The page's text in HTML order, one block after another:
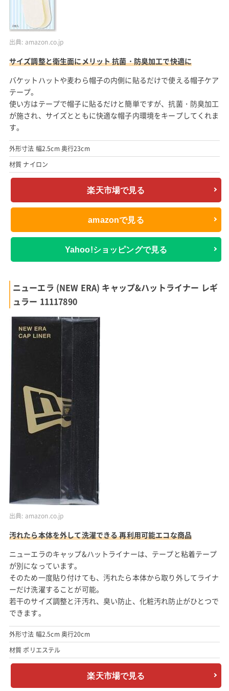
出典: amazon.co.jp
サイズ調整と衛生面にメリット 抗菌・防臭加工で快適に
バケットハットや麦わら帽子の内側に貼るだけで使える帽子ケア
テープ。
使い方はテープで帽子に貼るだけと簡単ですが、抗菌・防臭加工
が施され、サイズとともに快適な帽子内環境をキープしてくれま
す。
外形寸法 幅2.5cm 奥行23cm
材質 ナイロン
楽天市場で見る
amazonで見る
Yahoo!ショッピングで見る
ニューエラ (NEW ERA) キャップ&ハットライナー レギ
ュラー 11117890
出典: amazon.co.jp
汚れたら本体を外して洗濯できる 再利用可能エコな商品
ニューエラのキャップ&ハットライナーは、テープと粘着テープ
が別になっています。
そのため一度貼り付けても、汚れたら本体から取り外してライナ
ーだけ洗濯することが可能。
若干のサイズ調整と汗汚れ、臭い防止、化粧汚れ防止がひとつで
できます。
外形寸法 幅2.5cm 奥行20cm
材質 ポリエステル
楽天市場で見る